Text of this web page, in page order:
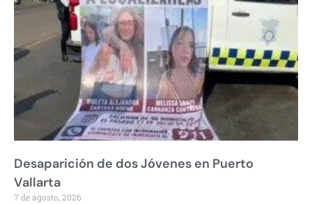
Desaparición de dos Jóvenes en Puerto
Vallarta
7 de agosto, 2026